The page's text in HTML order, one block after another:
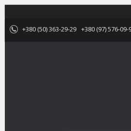
+380 (50) 363-29-29 +380 (97) 576-09-